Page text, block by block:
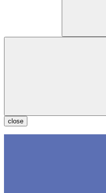
close